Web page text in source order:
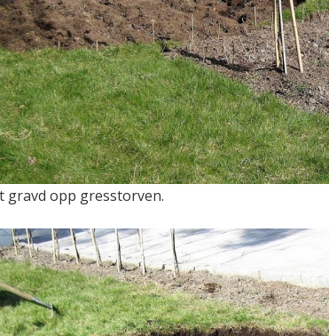
gravd opp gresstorven.